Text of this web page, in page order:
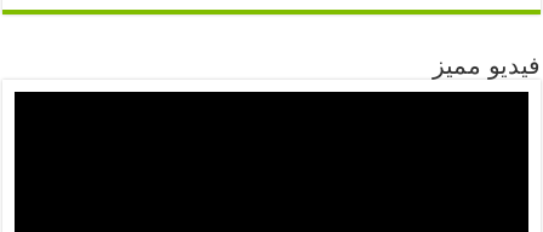
فيديو مميز